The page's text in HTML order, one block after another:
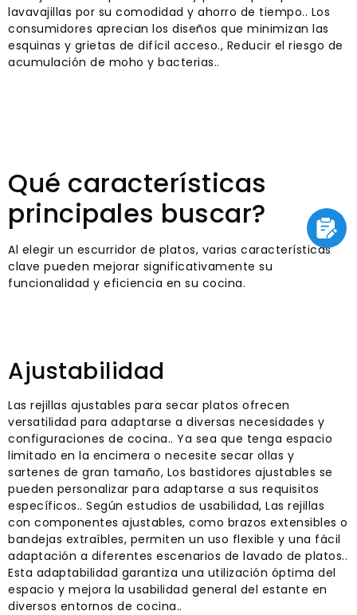
lavavajillas por su comodidad y ahorro de tiempo.. Los
consumidores aprecian los diseños que minimizan las
esquinas y grietas de difícil acceso., Reducir el riesgo de
acumulación de moho y bacterias..
Qué características
principales buscar?
Al elegir un escurridor de platos, varias características
clave pueden mejorar significativamente su
funcionalidad y eficiencia en su cocina.
Ajustabilidad
Las rejillas ajustables para secar platos ofrecen
versatilidad para adaptarse a diversas necesidades y
configuraciones de cocina.. Ya sea que tenga espacio
limitado en la encimera o necesite secar ollas y
sartenes de gran tamaño, Los bastidores ajustables se
pueden personalizar para adaptarse a sus requisitos
específicos.. Según estudios de usabilidad, Las rejillas
con componentes ajustables, como brazos extensibles o
bandejas extraíbles, permiten un uso flexible y una fácil
adaptación a diferentes escenarios de lavado de platos..
Esta adaptabilidad garantiza una utilización óptima del
espacio y mejora la usabilidad general del estante en
diversos entornos de cocina..